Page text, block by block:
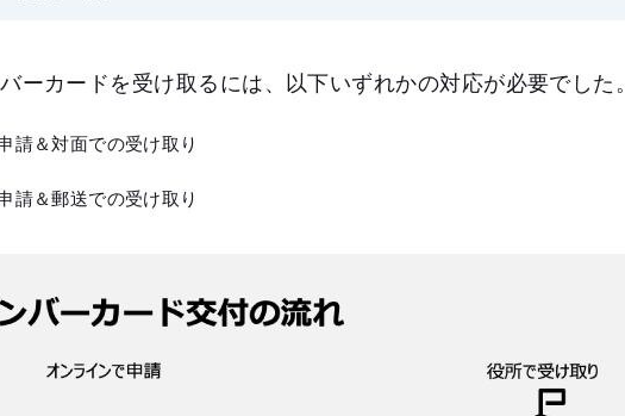
ーカードを受け取るには、以下いずれかの対応が必要でした
請＆対面での受け取り
請＆郵送での受け取り